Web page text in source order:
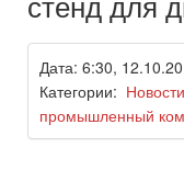
Дата: 6:30,
Категории: Новости
промышленный